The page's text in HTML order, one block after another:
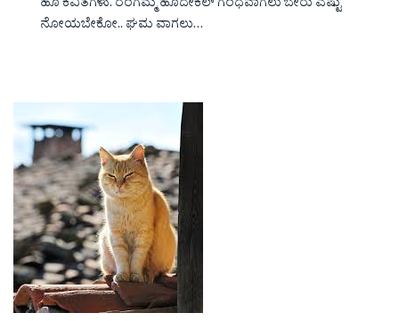
ಹೂ ಕವಿತೆಗಳು. ರಂಗಮ್ಮ ಹೊದೇಕಲ್ ಗಂಧವಾಗಲು ಬೇರು ಎಷ್ಟು
ನೋಯಬೇಕೋ.. ಘಮ ವಾಗಲು…